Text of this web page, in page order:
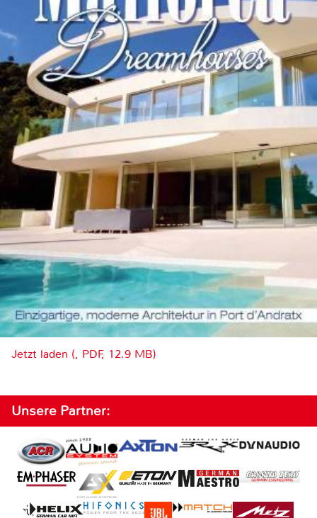
Jetzt laden (, PDF, 12.9 MB)
Unsere Partner: